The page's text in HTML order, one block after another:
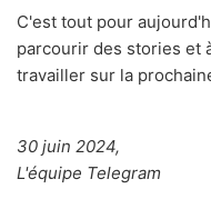
C'est tout pour
parcourir des stories et
travailler sur la
30 juin 2024,
L'équipe Telegram